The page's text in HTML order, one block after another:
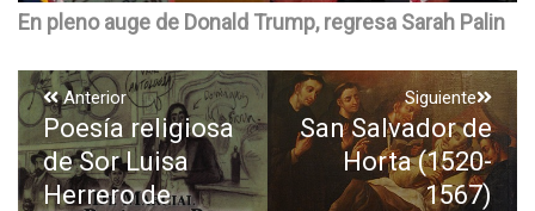
En pleno auge de Donald Trump, regresa Sarah Palin
Navegación
de
entradas
Anterior
Entrada
anterior:
Poesía religiosa
de Sor Luisa
Herrero de
Siguiente
Entrada
siguiente:
San Salvador de
Horta (1520-
1567)